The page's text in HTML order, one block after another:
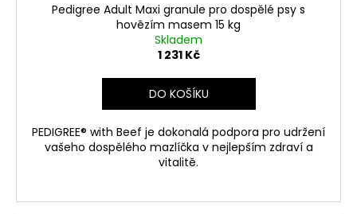
Pedigree Adult Maxi granule pro dospělé psy s
hovězím masem 15 kg
Skladem
1 231 Kč
DO KOŠÍKU
PEDIGREE® with Beef je dokonalá podpora pro udržení
vašeho dospělého mazlíčka v nejlepším zdraví a
vitalitě.